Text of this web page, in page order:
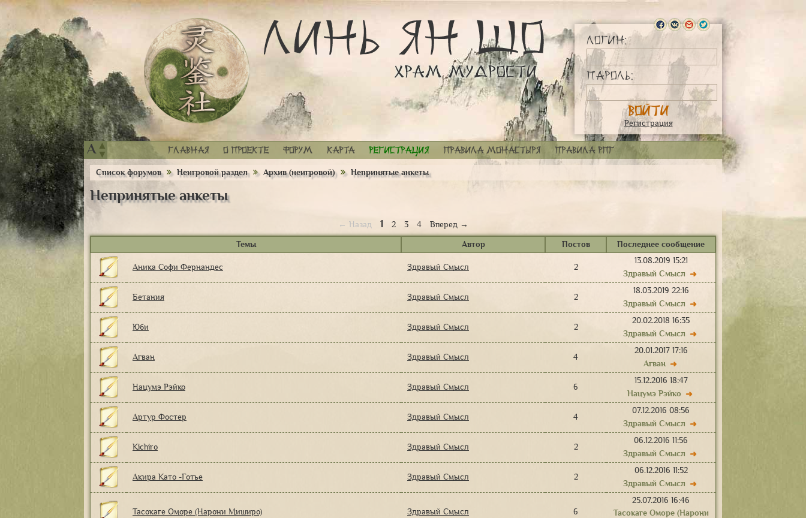
Логин:
Пароль:
Регистрация
A ▲
▼ Главная О проекте Форум Карта Регистрация Правила монастыря Правила РПГ
Список форумов Неигровой раздел Архив (неигровой) Непринятые анкеты
Непринятые анкеты
← Назад 1 2 3 4 Вперед →
Темы Автор Постов Последнее сообщение
Аника Софи Фернандес Здравый Смысл 2
13.08.2019 15:21
Здравый Смысл ➜
Бетания Здравый Смысл 2
18.03.2019 22:16
Здравый Смысл ➜
Юби Здравый Смысл 2
20.02.2018 16:35
Здравый Смысл ➜
Агван Здравый Смысл 4
20.01.2017 17:16
Агван ➜
Нацумэ Рэйко Здравый Смысл 6
15.12.2016 18:47
Нацумэ Рэйко ➜
Артур Фостер Здравый Смысл 4
07.12.2016 08:56
Здравый Смысл ➜
Kichiro Здравый Смысл 2
06.12.2016 11:56
Здравый Смысл ➜
Акира Като -Готье Здравый Смысл 2
06.12.2016 11:52
Здравый Смысл ➜
Тасокаге Оморе (Нарони Миширо) Здравый Смысл 6
25.07.2016 16:46
Тасокаге Оморе (Нарони